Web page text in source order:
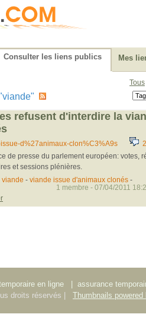
Consulter les liens publics Mes
Tous
refusent d'interdire la
d%27animaux-clon%C3%A9s 2
de presse du parlement européen: votes,
et sessions plénières.
viande - viande issue d'animaux clonés-
1 membre - 07/04/2011
en ligne assurance
droits réservés |
Thumbnails